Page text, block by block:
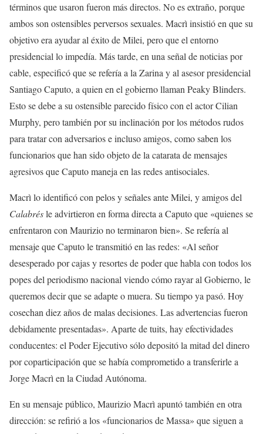
términos que usaron fueron más directos. No es extraño, porque
ambos son ostensibles perversos sexuales. Macrì insistió en que su
objetivo era ayudar al éxito de Milei, pero que el entorno
presidencial lo impedía. Más tarde, en una señal de noticias por
cable, especificó que se refería a la Zarina y al asesor presidencial
Santiago Caputo, a quien en el gobierno llaman Peaky Blinders.
Esto se debe a su ostensible parecido físico con el actor Cilian
Murphy, pero también por su inclinación por los métodos rudos
para tratar con adversarios e incluso amigos, como saben los
funcionarios que han sido objeto de la catarata de mensajes
agresivos que Caputo maneja en las redes antisociales.
Macrì lo identificó con pelos y señales ante Milei, y amigos del
Calabrésle advirtieron en forma directa a Caputo que «quienes se
enfrentaron con Maurizio no terminaron bien». Se refería al
mensaje que Caputo le transmitió en las redes: «Al señor
desesperado por cajas y resortes de poder que habla con todos los
popes del periodismo nacional viendo cómo rayar al Gobierno, le
queremos decir que se adapte o muera. Su tiempo ya pasó. Hoy
cosechan diez años de malas decisiones. Las advertencias fueron
debidamente presentadas». Aparte de tuits, hay efectividades
conducentes: el Poder Ejecutivo sólo depositó la mitad del dinero
por coparticipación que se había comprometido a transferirle a
Jorge Macrì en la Ciudad Autónoma.
En su mensaje público, Maurizio Macrì apuntó también en otra
dirección: se refirió a los «funcionarios de Massa» que siguen a